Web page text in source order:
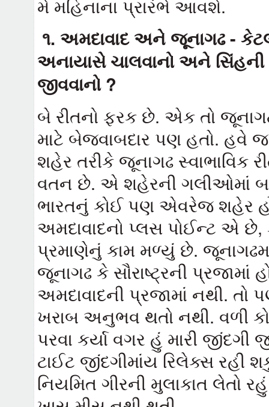
મે મહિનાના પ્રારંભે આવશે.
૧. અમદાવાદ અને જૂનાગઢ -
અનાયાસે ચાલવાનો અને સિંહની
જીવવાનો ?
બે રીતનો ફરક છે. એક તો જૂનાગઢ
માટે બેજવાબદાર પણ હતો. હવે
શહેર તરીકે જૂનાગઢ સ્વાભાવિક
વતન છે. એ શહેરની ગલીઓમાં
ભારતનું કોઈ પણ એવરેજ શહેર
અમદાવાદનો પ્લસ પોઈન્ટ એ
પ્રમાણેનું કામ મળ્યું છે.
જૂનાગઢ કે સૌરાષ્ટ્રની પ્રજામાં
અમદાવાદની પ્રજામાં નથી. તો
ખરાબ અનુભવ થતો નથી. વળી
પરવા કર્યા વગર હું મારી
ટાઈટ જીંદગીમાંય રિલેક્સ રહી
નિયમિત ગીરની મુલાકાત લેતો